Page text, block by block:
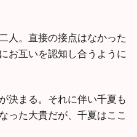
人。直接の接点はなかった
お互いを認知し合うように
決まる。それに伴い千夏も
った大貴だが、千夏はここ